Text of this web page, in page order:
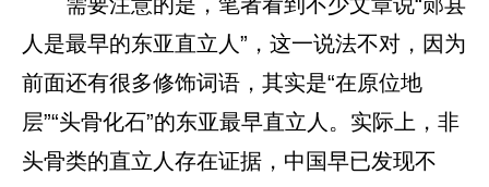
人是最早的东亚直立人”，这一说法不对，因为
前面还有很多修饰词语，其实是“在原位地
层”“头骨化石”的东亚最早直立人。实际上，非
头骨类的直立人存在证据，中国早已发现不